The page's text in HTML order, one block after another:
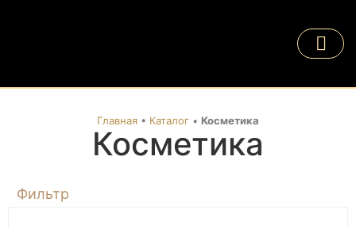
Главная • Каталог • Косметика
Косметика
Фильтр